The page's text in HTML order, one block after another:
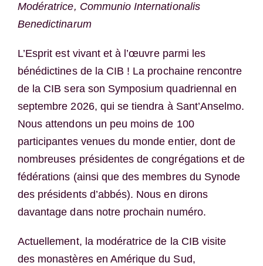
Modératrice, Communio Internationalis
Benedictinarum
L’Esprit est vivant et à l’œuvre parmi les
bénédictines de la CIB ! La prochaine rencontre
de la CIB sera son Symposium quadriennal en
septembre 2026, qui se tiendra à Sant’Anselmo.
Nous attendons un peu moins de 100
participantes venues du monde entier, dont de
nombreuses présidentes de congrégations et de
fédérations (ainsi que des membres du Synode
des présidents d’abbés). Nous en dirons
davantage dans notre prochain numéro.
Actuellement, la modératrice de la CIB visite
des monastères en Amérique du Sud,